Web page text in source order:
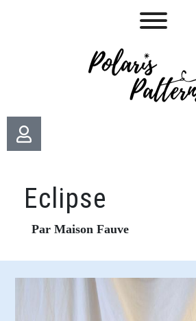
Eclipse
Par Maison Fauve